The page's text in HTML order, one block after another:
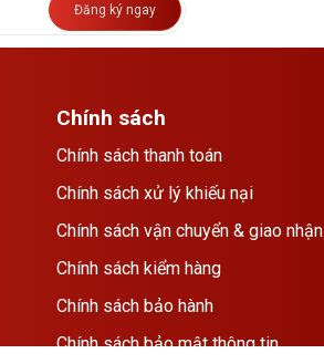
Đăng ký ngay
Chính sách
Chính sách thanh toán
Chính sách xử lý khiếu nại
Chính sách vận chuyển & giao nhận
Chính sách kiểm hàng
Chính sách bảo hành
Chính sách bảo mật thông tin